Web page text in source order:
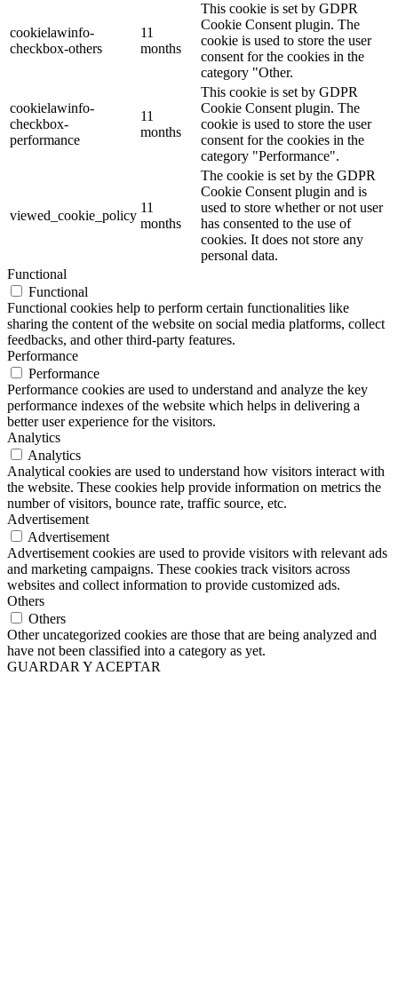
cookielawinfo-
checkbox-others
11
months
This cookie is set by GDPR
Cookie Consent plugin. The
cookie is used to store the user
consent for the cookies in the
category "Other.
cookielawinfo-
checkbox-
performance
11
months
This cookie is set by GDPR
Cookie Consent plugin. The
cookie is used to store the user
consent for the cookies in the
category "Performance".
viewed_cookie_policy
11
months
The cookie is set by the GDPR
Cookie Consent plugin and is
used to store whether or not user
has consented to the use of
cookies. It does not store any
personal data.
Functional
Functional
Functional cookies help to perform certain functionalities like
sharing the content of the website on social media platforms, collect
feedbacks, and other third-party features.
Performance
Performance
Performance cookies are used to understand and analyze the key
performance indexes of the website which helps in delivering a
better user experience for the visitors.
Analytics
Analytics
Analytical cookies are used to understand how visitors interact with
the website. These cookies help provide information on metrics the
number of visitors, bounce rate, traffic source, etc.
Advertisement
Advertisement
Advertisement cookies are used to provide visitors with relevant ads
and marketing campaigns. These cookies track visitors across
websites and collect information to provide customized ads.
Others
Others
Other uncategorized cookies are those that are being analyzed and
have not been classified into a category as yet.
GUARDAR Y ACEPTAR